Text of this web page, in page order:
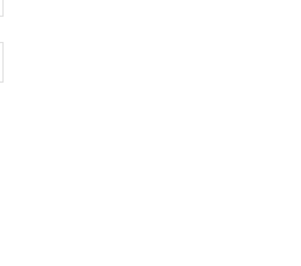
Mail:*